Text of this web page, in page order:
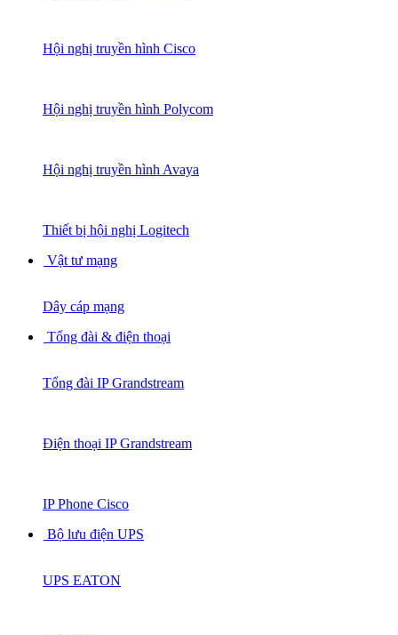
Hội nghị truyền hình Cisco
Hội nghị truyền hình Polycom
Hội nghị truyền hình Avaya
Thiết bị hội nghị Logitech
Vật tư mạng
Dây cáp mạng
Tổng đài & điện thoại
Tổng đài IP Grandstream
Điện thoại IP Grandstream
IP Phone Cisco
Bộ lưu điện UPS
UPS EATON